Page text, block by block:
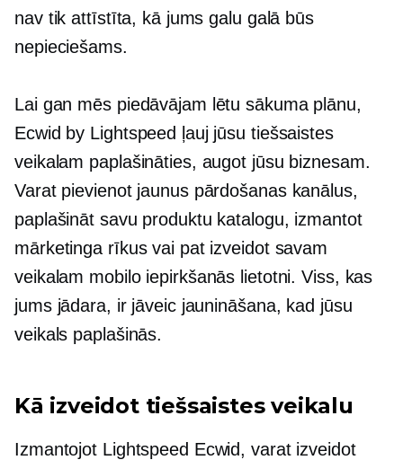
nav tik attīstīta, kā jums galu galā būs
nepieciešams.
Lai gan mēs piedāvājam lētu sākuma plānu,
Ecwid by Lightspeed ļauj jūsu tiešsaistes
veikalam paplašināties, augot jūsu biznesam.
Varat pievienot jaunus pārdošanas kanālus,
paplašināt savu produktu katalogu, izmantot
mārketinga rīkus vai pat izveidot savam
veikalam mobilo iepirkšanās lietotni. Viss, kas
jums jādara, ir jāveic jaunināšana, kad jūsu
veikals paplašinās.
Kā izveidot tiešsaistes veikalu
Izmantojot Lightspeed Ecwid, varat izveidot